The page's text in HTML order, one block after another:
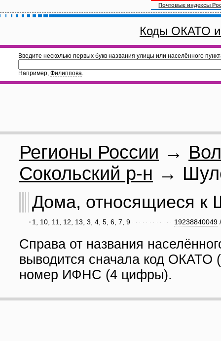
Почтовые индексы
Коды ОКАТО
Введите несколько первых букв названия улицы или населённого
Например, Филиппова.
Регионы России →
Сокольский р-н →
Дома, относящиеся к
19238840049
1, 10, 11, 12, 13, 3, 4, 5, 6, 7, 9
Справа от названия
выводится сначала код ОКАТО
номер ИФНС (4 цифры).